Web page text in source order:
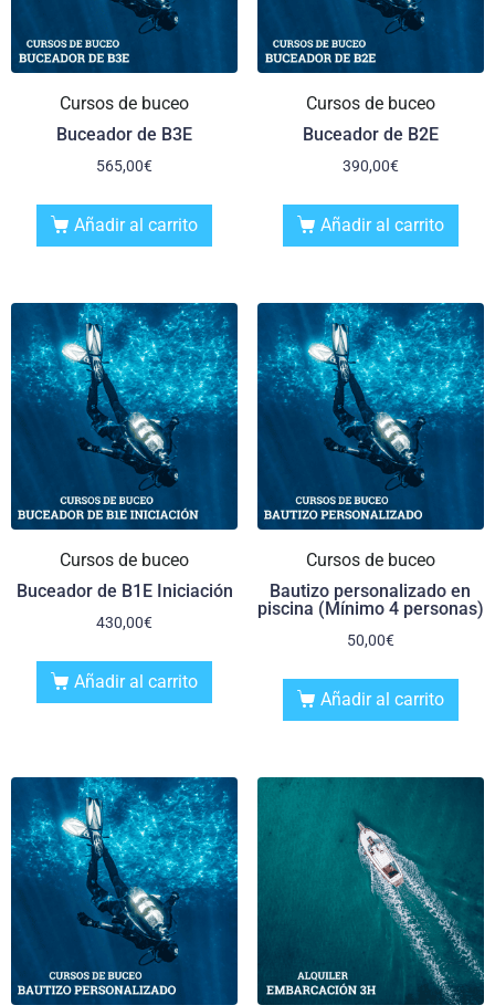
Cursos de buceo
Buceador de B3E
565,00€
Añadir al carrito
Cursos de buceo
Buceador de B2E
390,00€
Añadir al carrito
Cursos de buceo
Buceador de B1E Iniciación
430,00€
Añadir al carrito
Cursos de buceo
Bautizo personalizado en
piscina (Mínimo 4 personas)
50,00€
Añadir al carrito